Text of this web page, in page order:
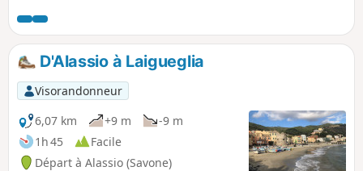
traversée de Bellissimi aux multiples
mongolfières murales, laisseront tous les
randonneurs marqués par ce qu'ils ont vu
au cours de cet itinéraire.
D'Alassio à Laigueglia
Visorandonneur
6,07 km
+9 m
-9 m
1h 45
Facile
Départ à Alassio (Savone)